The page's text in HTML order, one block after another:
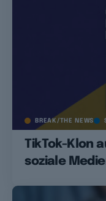
BREAK/THE NEWS
TikTok-Klon
soziale